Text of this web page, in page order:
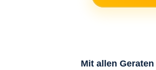
Mit allen